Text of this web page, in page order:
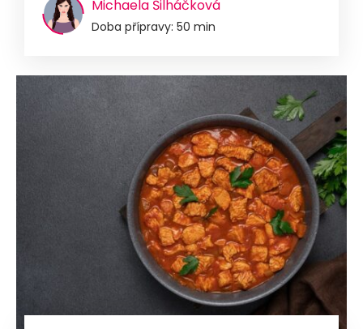
Michaela Šilháčková
Doba přípravy: 50 min